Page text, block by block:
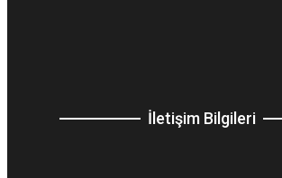
İletişim Bilgileri